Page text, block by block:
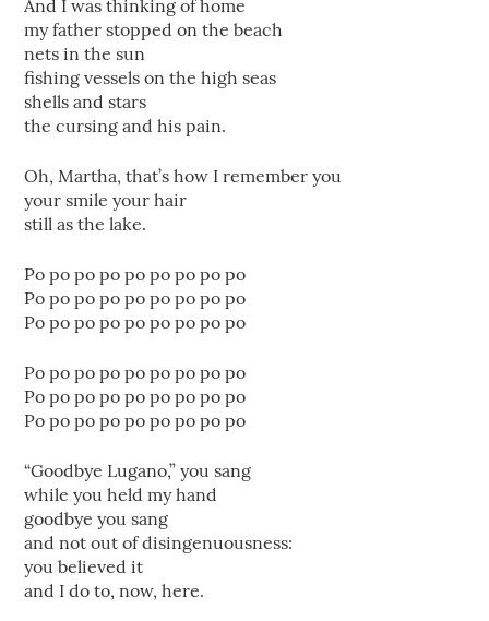
And I was thinking of home
my father stopped on the beach
nets in the sun
fishing vessels on the high seas
shells and stars
the cursing and his pain.
Oh, Martha, that’s how I remember you
your smile your hair
still as the lake.
Po po po po po po po po po
Po po po po po po po po po
Po po po po po po po po po
Po po po po po po po po po
Po po po po po po po po po
Po po po po po po po po po
“Goodbye Lugano,” you sang
while you held my hand
goodbye you sang
and not out of disingenuousness:
you believed it
and I do to, now, here.